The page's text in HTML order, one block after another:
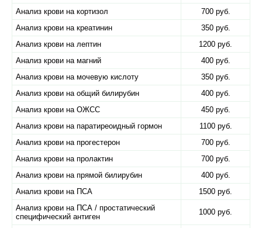
Анализ крови на кортизол
700 руб.
Анализ крови на креатинин
350 руб.
Анализ крови на лептин
1200 руб.
Анализ крови на магний
400 руб.
Анализ крови на мочевую кислоту
350 руб.
Анализ крови на общий билирубин
400 руб.
Анализ крови на ОЖСС
450 руб.
Анализ крови на паратиреоидный гормон
1100 руб.
Анализ крови на прогестерон
700 руб.
Анализ крови на пролактин
700 руб.
Анализ крови на прямой билирубин
400 руб.
Анализ крови на ПСА
1500 руб.
Анализ крови на ПСА / простатический
специфический антиген
1000 руб.